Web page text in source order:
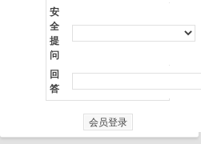
安
全
提
问
回
答